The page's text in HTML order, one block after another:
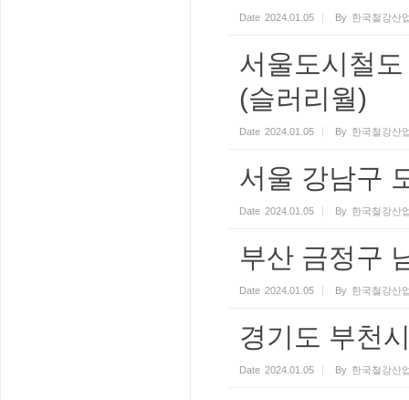
Date 2024.01.05 By 한국철강산
서울도시철
(슬러리월)
Date 2024.01.05 By 한국철강산
서울 강남구
Date 2024.01.05 By 한국철강산
부산 금정구
Date 2024.01.05 By 한국철강산
경기도 부천
Date 2024.01.05 By 한국철강산